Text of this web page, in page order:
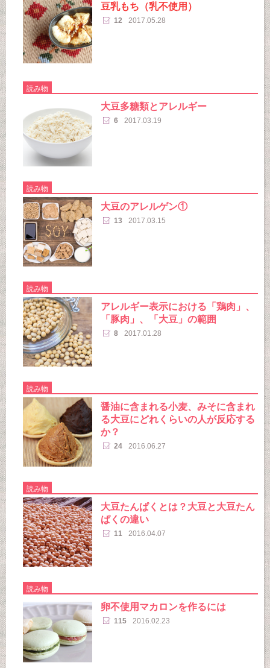
豆乳もち（乳不使用）
12 2017.05.28
読み物
大豆多糖類とアレルギー
6 2017.03.19
読み物
大豆のアレルゲン①
13 2017.03.15
読み物
アレルギー表示における「鶏肉」、
「豚肉」、「大豆」の範囲
8 2017.01.28
読み物
醤油に含まれる小麦、みそに含まれ
る大豆にどれくらいの人が反応する
か？
24 2016.06.27
読み物
大豆たんぱくとは？大豆と大豆たん
ぱくの違い
11 2016.04.07
読み物
卵不使用マカロンを作るには
115 2016.02.23